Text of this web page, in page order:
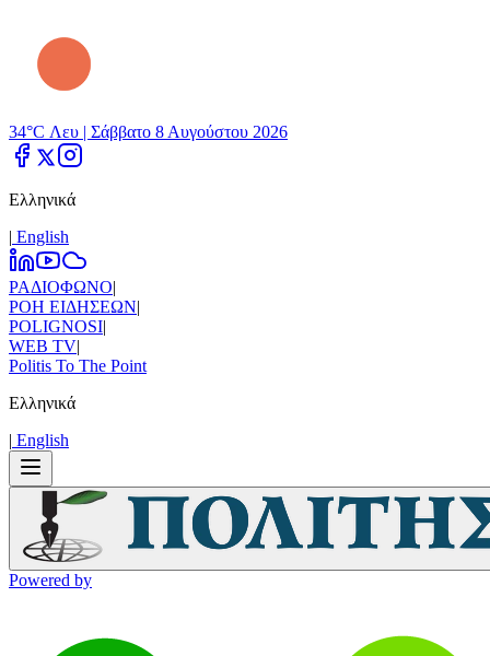
34°C Λευ | Σάββατο 8 Αυγούστου 2026
Ελληνικά
| Εnglish
ΡΑΔΙΟΦΩΝΟ|
ΡΟΗ ΕΙΔΗΣΕΩΝ|
POLIGNOSI|
WEB TV|
Politis To The Point
Ελληνικά
| Εnglish
Powered by